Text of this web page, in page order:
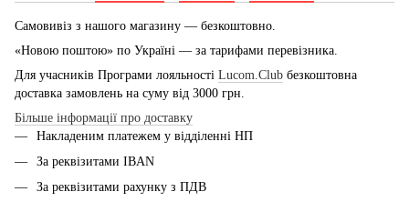
Самовивіз з нашого магазину — безкоштовно.
«Новою поштою» по Україні — за тарифами перевізника.
Для учасників Програми лояльності Lucom.Club безкоштовна
доставка замовлень на суму від 3000 грн.
Більше інформації про доставку
Накладеним платежем у відділенні НП
За реквізитами IBAN
За реквізитами рахунку з ПДВ